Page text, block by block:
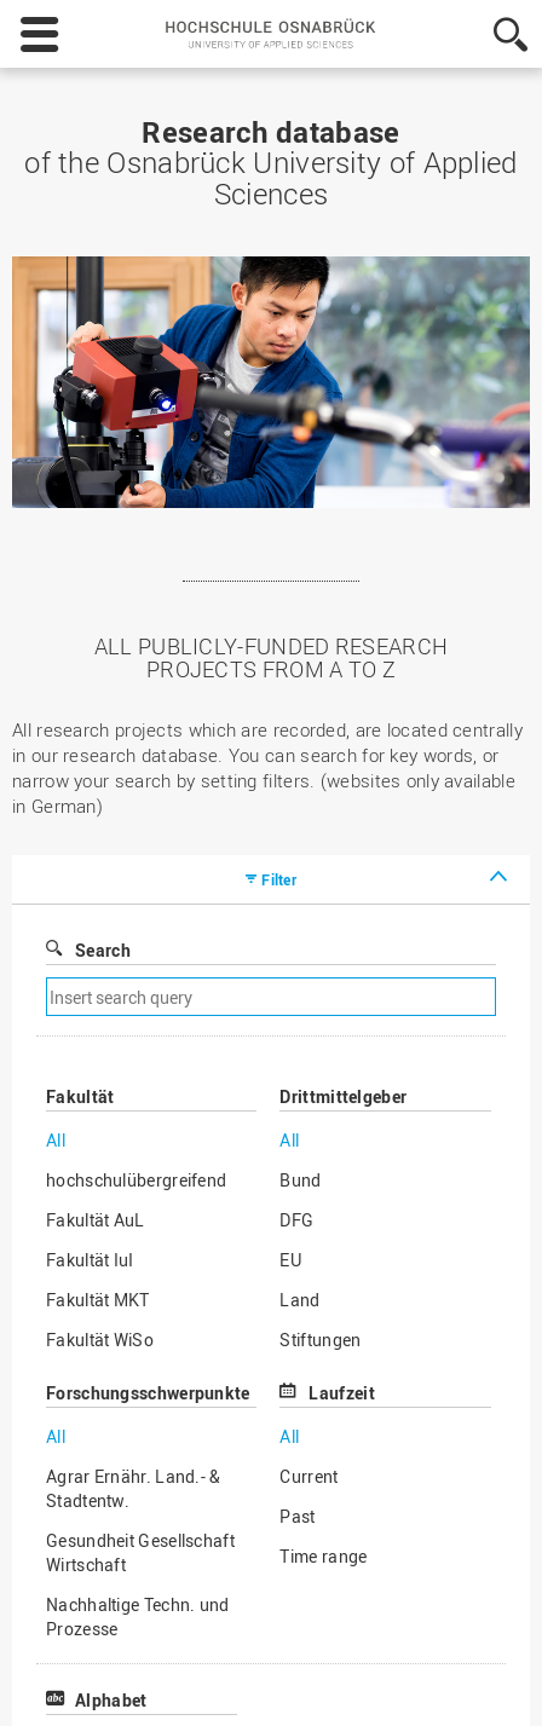
Hochschule
Osnabrück
-
Sciences
Research database
of the Osnabrück University of Applied
Sciences
ALL PUBLICLY-FUNDED RESEARCH
PROJECTS FROM A TO Z
All research projects which are recorded, are located centrally
in our research database. You can search for key words, or
narrow your search by setting filters. (websites only available
in German)
Filter
Search
Remove
search
filter
Fakultät
All
hochschulübergreifend
Fakultät AuL
Fakultät IuI
Fakultät MKT
Fakultät WiSo
Drittmittelgeber
All
Bund
DFG
EU
Land
Stiftungen
Sonstige
Forschungsschwerpunkte
All
Agrar Ernähr. Land.- &
Stadtentw.
Gesundheit Gesellschaft
Wirtschaft
Nachhaltige Techn. und
Prozesse
Vielfältiges Forschen
Laufzeit
All
Current
Past
Time range
Alphabet